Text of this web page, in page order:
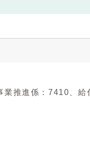
推進係：7410、給